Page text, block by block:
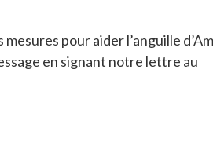
pour aider l’anguille
en signant notre lettre au